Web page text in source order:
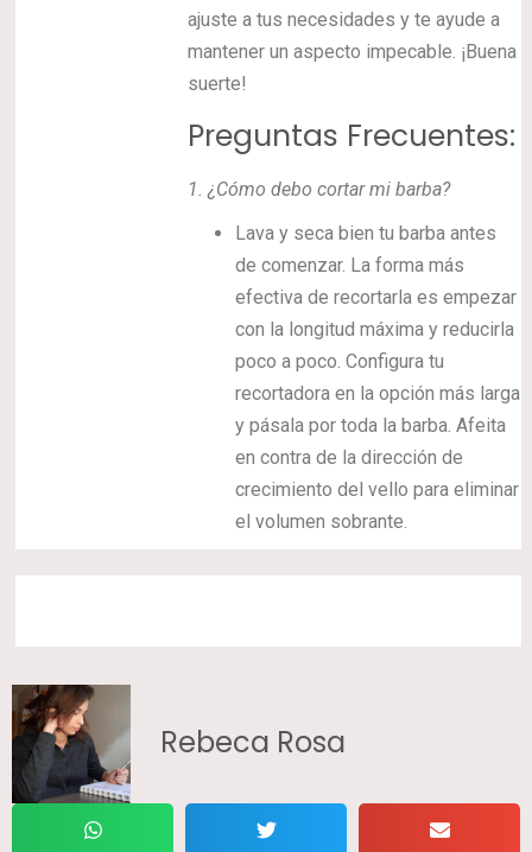
ajuste a tus necesidades y te ayude a
mantener un aspecto impecable. ¡Buena
suerte!
Preguntas Frecuentes:
1.¿Cómo debo cortar mi barba?
Lava y seca bien tu barba antes
de comenzar. La forma más
efectiva de recortarla es empezar
con la longitud máxima y reducirla
poco a poco. Configura tu
recortadora en la opción más larga
y pásala por toda la barba. Afeita
en contra de la dirección de
crecimiento del vello para eliminar
el volumen sobrante.
Rebeca Rosa